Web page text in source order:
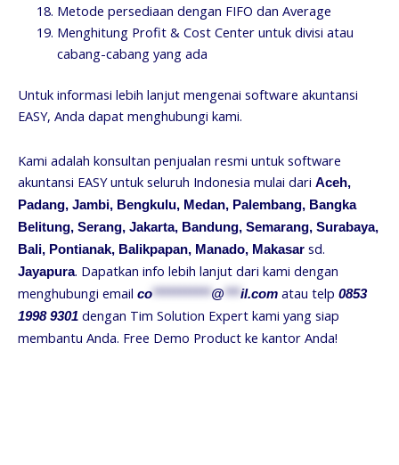
Metode persediaan dengan FIFO dan Average
Menghitung Profit & Cost Center untuk divisi atau
cabang-cabang yang ada
Untuk informasi lebih lanjut mengenai software akuntansi
EASY, Anda dapat menghubungi kami.
Kami adalah konsultan penjualan resmi untuk software
akuntansi EASY untuk seluruh Indonesia mulai dari Aceh,
Padang, Jambi, Bengkulu, Medan, Palembang, Bangka
Belitung, Serang, Jakarta, Bandung, Semarang, Surabaya,
Bali, Pontianak, Balikpapan, Manado, Makasar sd.
Jayapura. Dapatkan info lebih lanjut dari kami dengan
menghubungi email co***********@ ***il.com atau telp 0853
1998 9301 dengan Tim Solution Expert kami yang siap
membantu Anda. Free Demo Product ke kantor Anda!